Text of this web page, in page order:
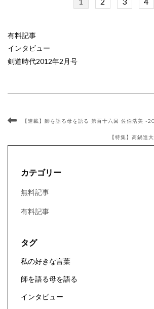
有料記事
インタビュー
剣道時代2012年2月号
【連載】師を語る母を語る 第百十六回 佐伯浩美 -
【特集】高鍋進
カテゴリー
無料記事
有料記事
タグ
私の好きな言葉
師を語る母を語る
インタビュー